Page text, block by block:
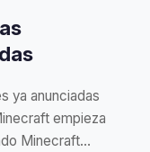
ya anunciadas
empieza
Minecraft…